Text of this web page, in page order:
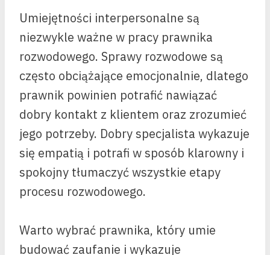
Umiejętności interpersonalne są
niezwykle ważne w pracy prawnika
rozwodowego. Sprawy rozwodowe są
często obciążające emocjonalnie, dlatego
prawnik powinien potrafić nawiązać
dobry kontakt z klientem oraz zrozumieć
jego potrzeby. Dobry specjalista wykazuje
się empatią i potrafi w sposób klarowny i
spokojny tłumaczyć wszystkie etapy
procesu rozwodowego.
Warto wybrać prawnika, który umie
budować zaufanie i wykazuje